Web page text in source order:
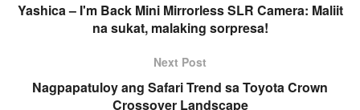
Yashica – I'm Back Mini Mirrorless SLR Camera: Maliit
na sukat, malaking sorpresa!
Next Post
Nagpapatuloy ang Safari Trend sa Toyota Crown
Crossover Landscape